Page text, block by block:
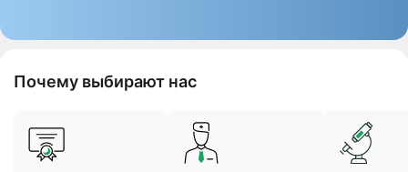
Почему выбирают нас